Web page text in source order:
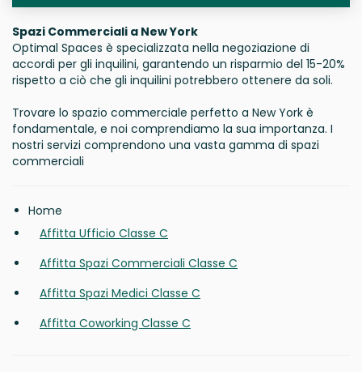
Spazi Commerciali a New York
Optimal Spaces è specializzata nella negoziazione di
accordi per gli inquilini, garantendo un risparmio del 15-20%
rispetto a ciò che gli inquilini potrebbero ottenere da soli.
Trovare lo spazio commerciale perfetto a New York è
fondamentale, e noi comprendiamo la sua importanza. I
nostri servizi comprendono una vasta gamma di spazi
commerciali
Home
Affitta Ufficio Classe C
Affitta Spazi Commerciali Classe C
Affitta Spazi Medici Classe C
Affitta Coworking Classe C